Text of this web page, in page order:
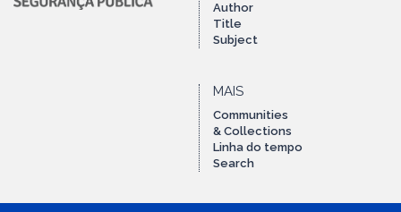
Author
Title
Subject
MAIS
Communities
& Collections
Linha do tempo
Search